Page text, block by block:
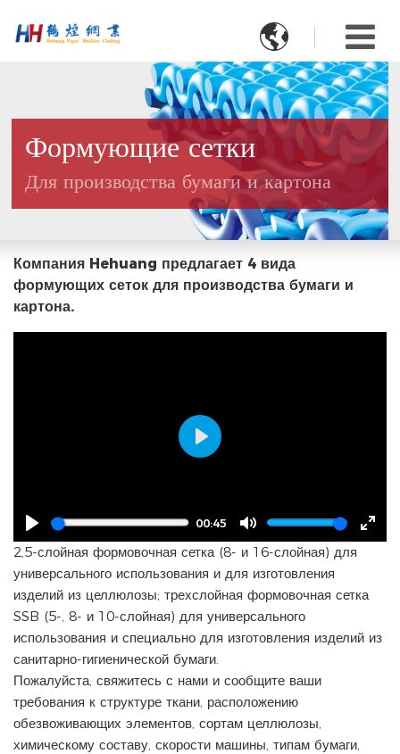

Формующие сетки
Для производства бумаги и картона
Компания Hehuang предлагает 4 вида
формующих сеток для производства бумаги и
картона.
Play
00:45
Mute
Play
2,5-слойная формовочная сетка (8- и 16-слойная) для
универсального использования и для изготовления
изделий из целлюлозы; трехслойная формовочная сетка
SSB (5-, 8- и 10-слойная) для универсального
использования и специально для изготовления изделий из
санитарно-гигиенической бумаги.
Пожалуйста, свяжитесь с нами и сообщите ваши
требования к структуре ткани, расположению
обезвоживающих элементов, сортам целлюлозы,
химическому составу, скорости машины, типам бумаги,